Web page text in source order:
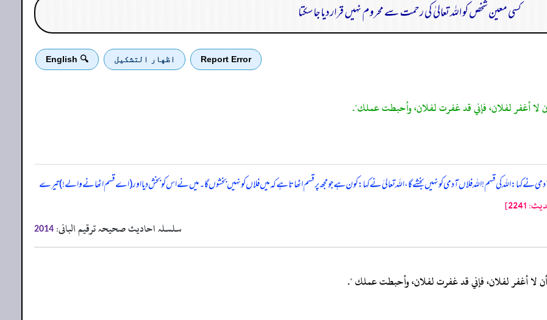
کسی معین شخص کو اللہ تعالیٰ کی رحمت سے محروم نہیں قرار دیا جا سکتا
Report Error اظهار التشكيل 🔍 English
أن لا أغفر لفلان، فإني قد غفرت لفلان، وأحبطت عملك".
نے کہا: اللہ کی قسم! اللہ فلاں آدمی کو نہیں بخشے گا، اللہ تعالیٰ نے کہا: کون ہے جو مجھ پر قسم اٹھاتا ہے کہ میں فلاں کو نہیں بخشوں گا۔ میں نے اس کو بخش دیا اور (اے قسم اٹھانے والے!) تیرے
سلسلہ احادیث صحیحہ ترقیم البانی: 2014
أن لا أغفر لفلان، فإني قد غفرت لفلان، وأحبطت عملك ".